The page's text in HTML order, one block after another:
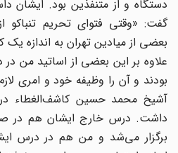
دستگاه و از متنفذین بود. ایشان
گفت: «وقتی فتوای تحریم تنباکو
بعضی از میادین تهران به اندازه یک
علاوه بر این بعضی از اساتید من
بودند و آن را وظیفه خود و امری
آشیخ محمد حسین کاشف‌الغطاء
داشت. درس خارج ایشان هم در
برگزار می‌شد و من هم در درس